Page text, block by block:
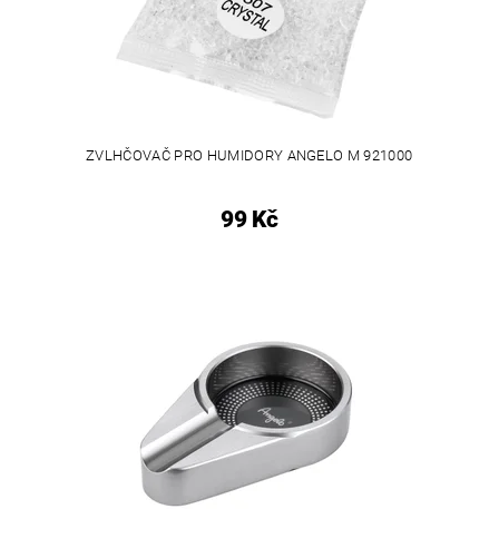
ZVLHČOVAČ PRO HUMIDORY ANGELO M 921000
99 Kč